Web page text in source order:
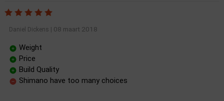
Daniel Dickens | 08 maart 2018
Weight
Price
Build Quality
Shimano have too many choices